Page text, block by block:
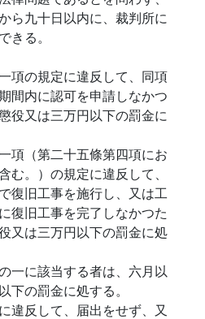
ら九十日以内に、裁判所に
きる。
項の規定に違反して、同項
間内に認可を申請しなかつ
役又は三万円以下の罰金に
項（第二十五條第四項にお
む。）の規定に違反して、
復旧工事を施行し、又は工
復旧工事を完了しなかつた
又は三万円以下の罰金に処
一に該当する者は、六月以
下の罰金に処する。
違反して、届出をせず、又